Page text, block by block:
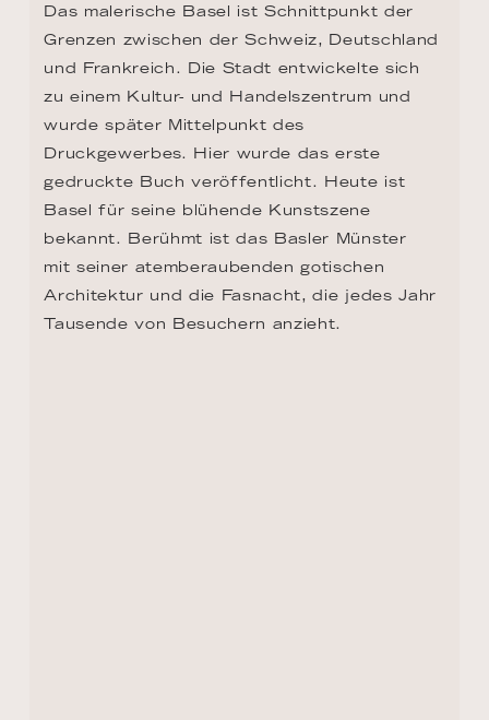
Das malerische Basel ist Schnittpunkt der
Grenzen zwischen der Schweiz, Deutschland
und Frankreich. Die Stadt entwickelte sich
zu einem Kultur- und Handelszentrum und
wurde später Mittelpunkt des
Druckgewerbes. Hier wurde das erste
gedruckte Buch veröffentlicht. Heute ist
Basel für seine blühende Kunstszene
bekannt. Berühmt ist das Basler Münster
mit seiner atemberaubenden gotischen
Architektur und die Fasnacht, die jedes Jahr
Tausende von Besuchern anzieht.